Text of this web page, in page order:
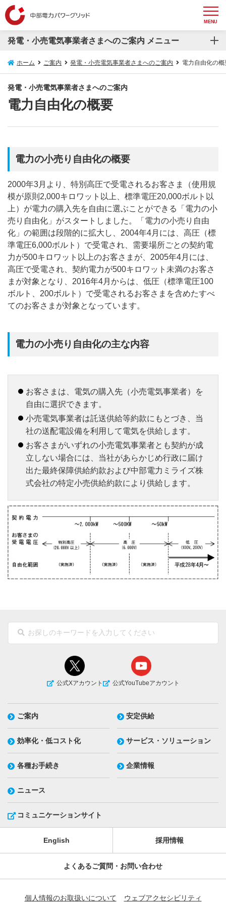
MENU
発電・小売電気事業者さまへのご案内 メニュー
発電・小売電気事業者さまへのご案内
電力自由化の概要
託送供給などのご案内
系統連系受電サービス（発電側課金）について
お知らせ
ホーム ご案内 発電・小売電気事業者さまへのご案内 電力自由化の概
発電・小売電気事業者さまへのご案内
電力自由化の概要
電力の小売り自由化の概要
2000年3月より、特別高圧で受電されるお客さま（使用規
模が原則2,000キロワット以上、標準電圧20,000ボルト以
上）が電力の購入先を自由に選ぶことができる「電力の小
売り自由化」がスタートしました。「電力の小売り自由
化」の範囲は段階的に拡大し、2004年4月には、高圧（標
準電圧6,000ボルト）で受電され、需要場所ごとの契約電
力が500キロワット以上のお客さまが、2005年4月には、
高圧で受電され、契約電力が500キロワット未満のお客さ
まが対象となり、2016年4月からは、低圧（標準電圧100
ボルト、200ボルト）で受電されるお客さまを含めたすべ
てのお客さまが対象となっています。
電力の小売り自由化の主な内容
お客さまは、電気の購入先（小売電気事業者）を
自由に選択できます。
小売電気事業者は託送供給等約款にもとづき、当
社の送配電設備を利用して電気を供給します。
お客さまがいずれの小売電気事業者とも契約が成
立しない場合には、当社があらかじめ行政に届け
出た最終保障供給約款および中部電力ミライズ株
式会社の特定小売供給約款により供給します。
公式Xアカウント 公式YouTubeアカウント
ご案内 安定供給
効率化・低コスト化 サービス・ソリューション
各種お手続き 企業情報
ニュース
コミュニケーションサイト
English 採用情報
よくあるご質問・お問い合わせ
個人情報のお取扱いについて
ウェブアクセシビリティ